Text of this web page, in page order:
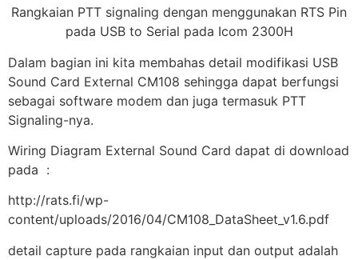
Rangkaian PTT signaling dengan menggunakan RTS Pin
pada USB to Serial pada Icom 2300H
Dalam bagian ini kita membahas detail modifikasi USB
Sound Card External CM108 sehingga dapat berfungsi
sebagai software modem dan juga termasuk PTT
Signaling-nya.
Wiring Diagram External Sound Card dapat di download
pada :
http://rats.fi/wp-
content/uploads/2016/04/CM108_DataSheet_v1.6.pdf
detail capture pada rangkaian input dan output adalah